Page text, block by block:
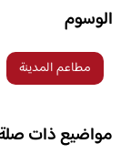
الوسوم
مطاعم المدينة
مواضيع ذات